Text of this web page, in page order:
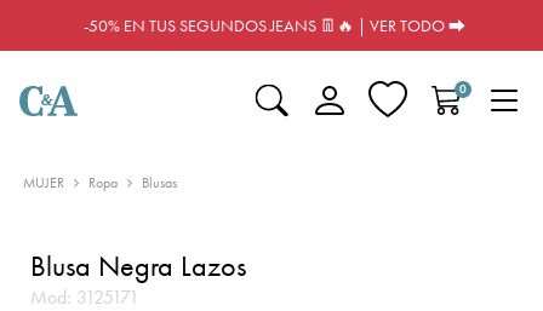
-50% EN TUS SEGUNDOS JEANS 👖🔥 | VER TODO ⮕
0
MUJER Ropa Blusas
Blusa Negra Lazos
Mod: 3125171